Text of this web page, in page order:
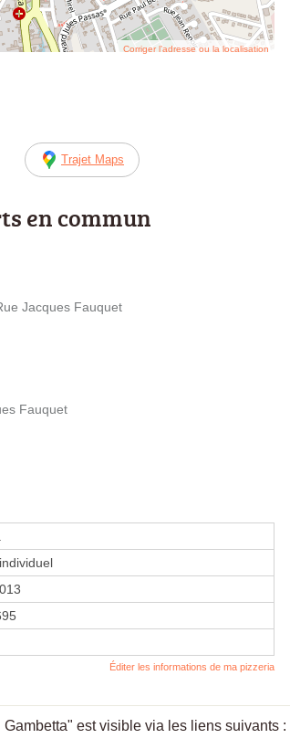
Corriger l’adresse ou la localisation
Trajet Maps
en commun
Jacques Fauquet
Fauquet
Éditer les informations de ma pizzeria
est visible via les liens suivants :